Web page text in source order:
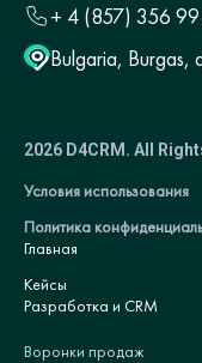
+ 4 (857) 356
Bulgaria, Burgas,
2026 D4CRM. All
Условия использования
Политика
Главная
Кейсы
Разработка и CRM
Воронки продаж